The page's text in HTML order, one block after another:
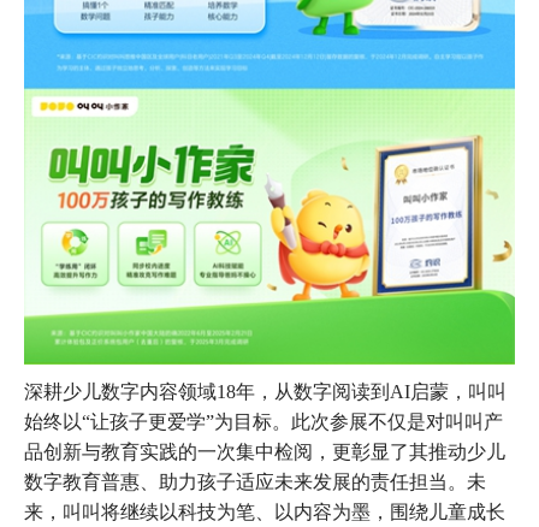
深耕少儿数字内容领域18年，从数字阅读到AI启蒙，叫叫
始终以“让孩子更爱学”为目标。此次参展不仅是对叫叫产
品创新与教育实践的一次集中检阅，更彰显了其推动少儿
数字教育普惠、助力孩子适应未来发展的责任担当。未
来，叫叫将继续以科技为笔、以内容为墨，围绕儿童成长